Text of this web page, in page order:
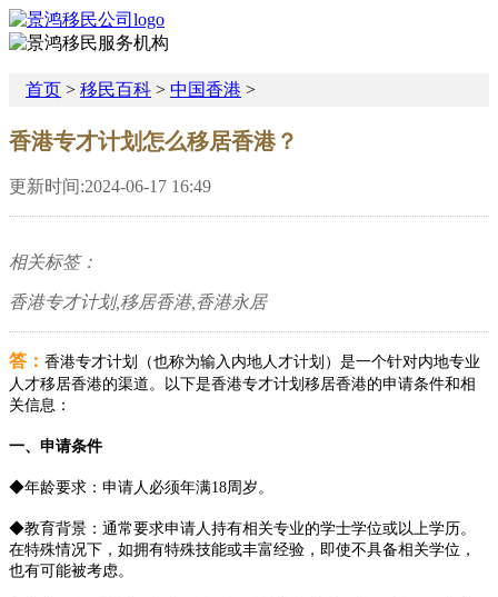
首页 > 移民百科 > 中国香港 >
香港专才计划怎么移居香港？
更新时间:2024-06-17 16:49
相关标签：
香港专才计划,移居香港,香港永居
答： 香港专才计划（也称为输入内地人才计划）是一个针对内地专业
人才移居香港的渠道。以下是香港专才计划移居香港的申请条件和相
关信息：
一、申请条件
◆年龄要求：申请人必须年满18周岁。
◆教育背景：通常要求申请人持有相关专业的学士学位或以上学历。
在特殊情况下，如拥有特殊技能或丰富经验，即使不具备相关学位，
也有可能被考虑。